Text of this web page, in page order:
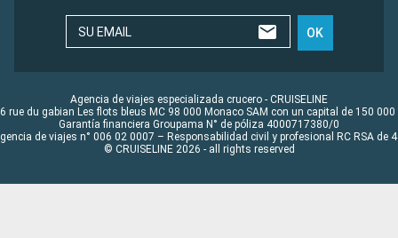
SU EMAIL OK
Agencia de viajes especializada crucero - CRUISELINE
rue du gabian Les flots bleus MC 98 000 Monaco SAM con un capital de 150 000
Garantía financiera Groupama N° de póliza 4000717380/0
de viajes n° 006 02 0007 – Responsabilidad civil y profesional RC RSA de
© CRUISELINE 2026 - all rights reserved